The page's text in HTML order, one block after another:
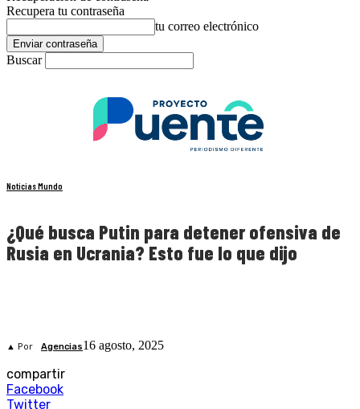
Recupera tu contraseña
tu correo electrónico
Buscar
Noticias Mundo
¿Qué busca Putin para detener ofensiva de
Rusia en Ucrania? Esto fue lo que dijo
▲ Por Agencias16 agosto, 2025
compartir
Facebook
Twitter